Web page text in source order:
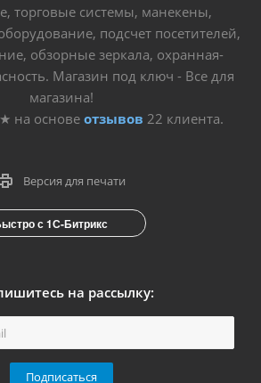
торговые системы, манекены,
подсчет посетителей,
обзорные зеркала, охранная-
Магазин под ключ - Все для
магазина!
на основе отзывов 22 клиента.
Версия для печати
с 1С-Битрикс
на рассылку:
Подписаться